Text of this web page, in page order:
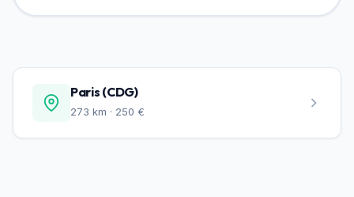
Paris (CDG)
273 km · 250 €